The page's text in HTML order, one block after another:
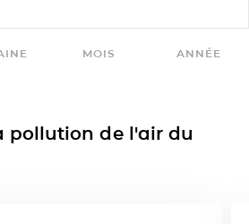
MOIS ANNÉE
pollution de l'air du